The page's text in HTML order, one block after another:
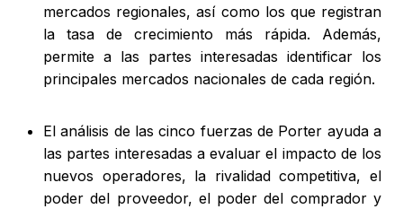
mercados regionales, así como los que registran
la tasa de crecimiento más rápida. Además,
permite a las partes interesadas identificar los
principales mercados nacionales de cada región.
El análisis de las cinco fuerzas de Porter ayuda a
las partes interesadas a evaluar el impacto de los
nuevos operadores, la rivalidad competitiva, el
poder del proveedor, el poder del comprador y